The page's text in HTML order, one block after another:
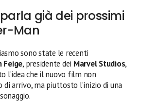
già dei prossimi
Man
sono state le recenti
Feige, presidente dei Marvel Studios,
l’idea che il nuovo film non
di arrivo, ma piuttosto l’inizio di una